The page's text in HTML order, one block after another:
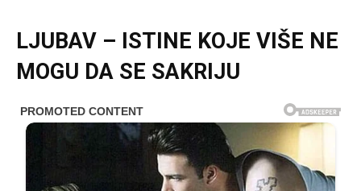
LJUBAV – ISTINE KOJE VIŠE NE
MOGU DA SE SAKRIJU